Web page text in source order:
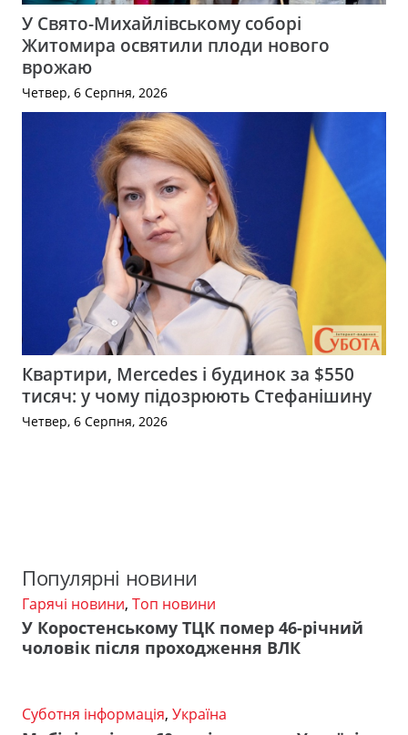
У Свято-Михайлівському соборі
Житомира освятили плоди нового
врожаю
Четвер, 6 Серпня, 2026
Квартири, Mercedes і будинок за $550
тисяч: у чому підозрюють Стефанішину
Четвер, 6 Серпня, 2026
Популярні новини
Гарячі новини, Топ новини
У Коростенському ТЦК помер 46-річний
чоловік після проходження ВЛК
Суботня інформація, Україна